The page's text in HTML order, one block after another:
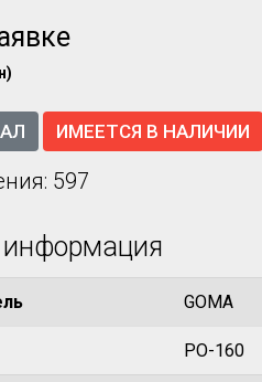
ИМЕЕТСЯ В НАЛИЧИИ
597
GOMA
PO-160